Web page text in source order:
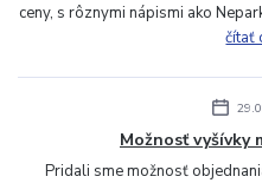
ceny, s rôznymi nápismi ako
čítať
Možnosť vyšívky
Pridali sme možnosť